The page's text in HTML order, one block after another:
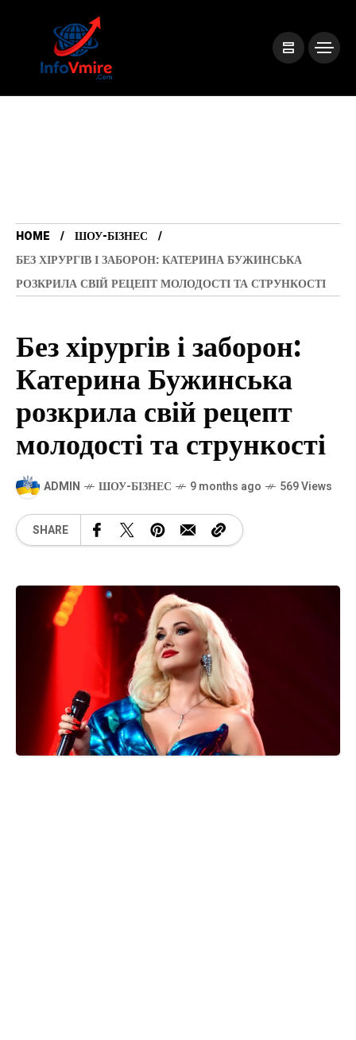
HOME
ШОУ-БІЗНЕС
БЕЗ ХІРУРГІВ І ЗАБОРОН: КАТЕРИНА БУЖИНСЬКА
РОЗКРИЛА СВІЙ РЕЦЕПТ МОЛОДОСТІ ТА СТРУНКОСТІ
Без хірургів і заборон:
Катерина Бужинська
розкрила свій рецепт
молодості та стрункості
ADMIN ШОУ-БІЗНЕС 9 months ago 569 Views
SHARE